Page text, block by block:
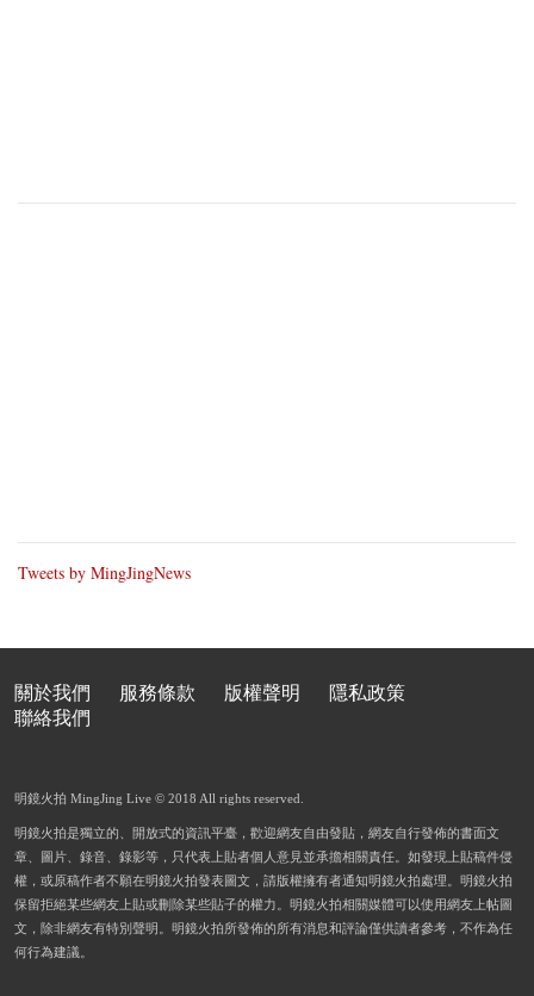
Tweets by MingJingNews
關於我們 服務條款 版權聲明
隱私政策
聯絡我們
明鏡火拍 MingJing Live © 2018 All rights reserved.
明鏡火拍是獨立的、開放式的資訊平臺，歡迎網友自由發貼，網友自行發佈的書面文
章、圖片、錄音、錄影等，只代表上貼者個人意見並承擔相關責任。如發現上貼稿件侵
權，或原稿作者不願在明鏡火拍發表圖文，請版權擁有者通知明鏡火拍處理。明鏡火拍
保留拒絕某些網友上貼或刪除某些貼子的權力。明鏡火拍相關媒體可以使用網友上帖圖
文，除非網友有特別聲明。明鏡火拍所發佈的所有消息和評論僅供讀者參考，不作為任
何行為建議。